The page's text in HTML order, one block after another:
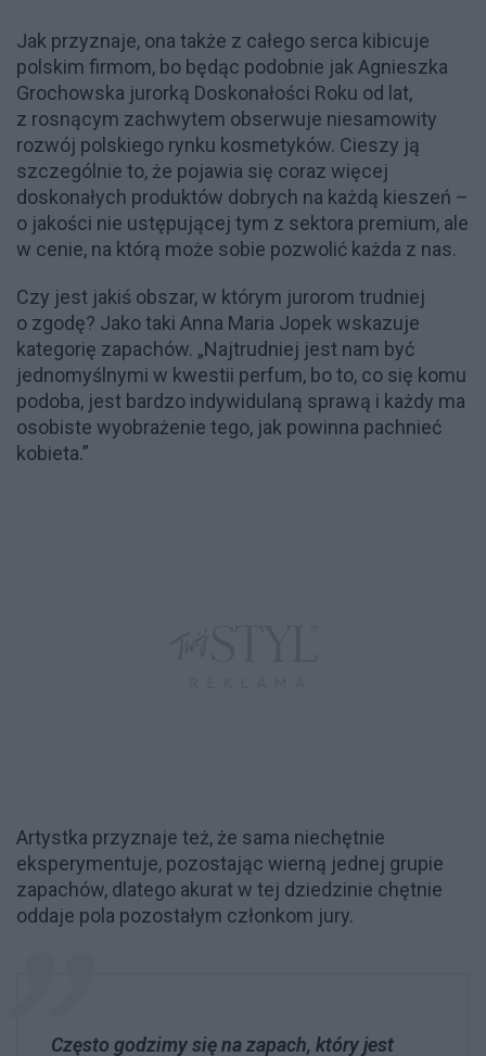
Jak przyznaje, ona także z całego serca kibicuje
polskim firmom, bo będąc podobnie jak Agnieszka
Grochowska jurorką Doskonałości Roku od lat,
z rosnącym zachwytem obserwuje niesamowity
rozwój polskiego rynku kosmetyków. Cieszy ją
szczególnie to, że pojawia się coraz więcej
doskonałych produktów dobrych na każdą kieszeń –
o jakości nie ustępującej tym z sektora premium, ale
w cenie, na którą może sobie pozwolić każda z nas.
Czy jest jakiś obszar, w którym jurorom trudniej
o zgodę? Jako taki Anna Maria Jopek wskazuje
kategorię zapachów. „Najtrudniej jest nam być
jednomyślnymi w kwestii perfum, bo to, co się komu
podoba, jest bardzo indywidulaną sprawą i każdy ma
osobiste wyobrażenie tego, jak powinna pachnieć
kobieta.”
Artystka przyznaje też, że sama niechętnie
eksperymentuje, pozostając wierną jednej grupie
zapachów, dlatego akurat w tej dziedzinie chętnie
oddaje pola pozostałym członkom jury.
Często godzimy się na zapach, który jest